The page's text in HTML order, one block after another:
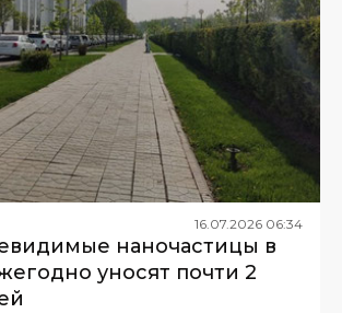
16.07.2026 06:34
наночастицы в
уносят почти 2